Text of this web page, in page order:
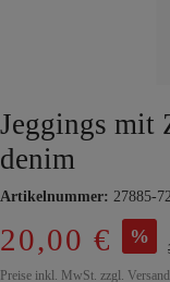
Jeggings mit
denim
Artikelnummer: 27885-
20,00 € %
Preise inkl. MwSt. zzgl.